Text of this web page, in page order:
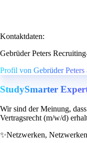
Kontaktdaten:
Gebrüder Peters
Profil von Gebrüder Peters
StudySmarter
Wir sind der Meinung,
Vertragsrecht (m/w/d)
✨Netzwerken,